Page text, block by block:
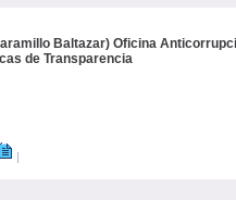
Baltazar) Oficina
de Transparencia
|